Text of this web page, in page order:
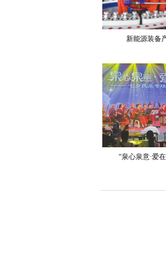
新能源装备
“泉心泉意·爱